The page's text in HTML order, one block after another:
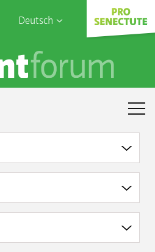
Deutsch
English
Français